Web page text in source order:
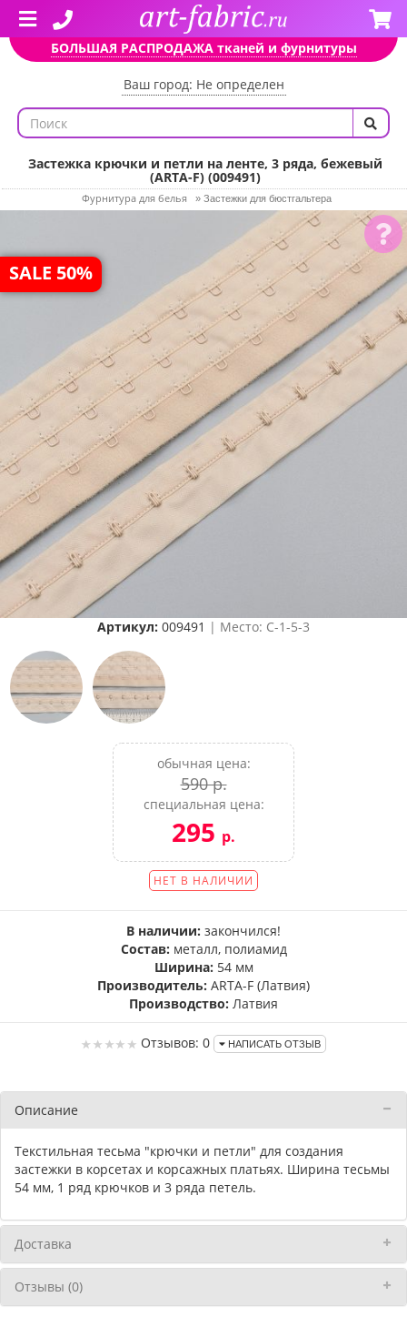
БОЛЬШАЯ РАСПРОДАЖА тканей и фурнитуры
Ваш город: Не определен
Застежка крючки и петли на ленте, 3 ряда, бежевый
(ARTA-F) (009491)
Фурнитура для белья » Застежки для бюстгальтера
SALE 50%
Артикул: 009491 | Место: C-1-5-3
обычная цена:
590 р.
специальная цена:
295 р.
НЕТ В НАЛИЧИИ
В наличии: закончился!
Состав: металл, полиамид
Ширина: 54 мм
Производитель: ARTA-F (Латвия)
Производство: Латвия
Отзывов: 0 НАПИСАТЬ ОТЗЫВ
Описание
Текстильная тесьма "крючки и петли" для создания
застежки в корсетах и корсажных платьях. Ширина тесьмы
54 мм, 1 ряд крючков и 3 ряда петель.
Доставка
Отзывы (0)